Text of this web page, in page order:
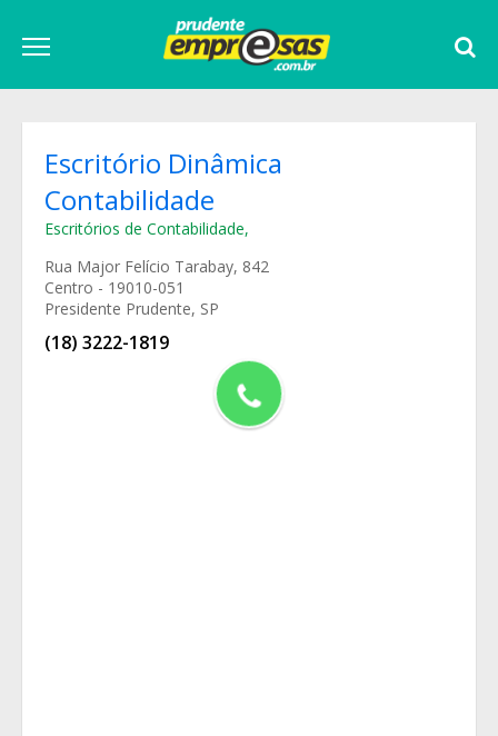
Escritório Dinâmica
Contabilidade
Escritórios de Contabilidade,
Rua Major Felício Tarabay, 842
Centro - 19010-051
Presidente Prudente, SP
(18) 3222-1819